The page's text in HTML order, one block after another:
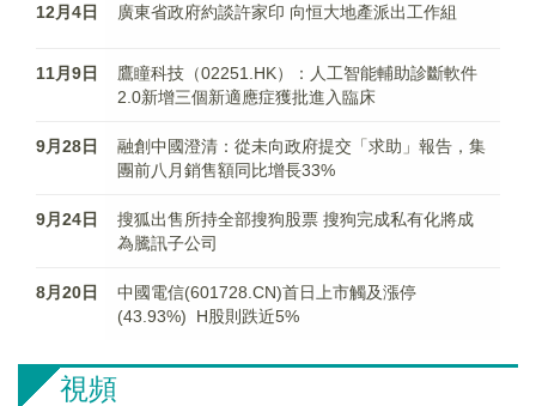
12月4日 廣東省政府約談許家印 向恒大地產派出工作組
11月9日
鷹瞳科技（02251.HK）：人工智能輔助診斷軟件
2.0新增三個新適應症獲批進入臨床
9月28日
融創中國澄清：從未向政府提交「求助」報告，集
團前八月銷售額同比增長33%
9月24日
搜狐出售所持全部搜狗股票 搜狗完成私有化將成
為騰訊子公司
8月20日
中國電信(601728.CN)首日上市觸及漲停
(43.93%) H股則跌近5%
視頻